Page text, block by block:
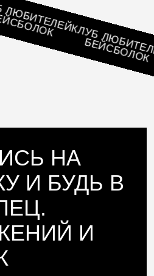
НА
И БУДЬ В
И
КЛУБ ЛЮБИТЕЛЕЙ
БЕЙСБОЛОК